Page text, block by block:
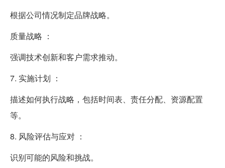
根据公司情况制定品牌战略。
质量战略 ：
强调技术创新和客户需求推动。
7. 实施计划 ：
描述如何执行战略，包括时间表、责任分配、资源配置
等。
8. 风险评估与应对 ：
识别可能的风险和挑战。